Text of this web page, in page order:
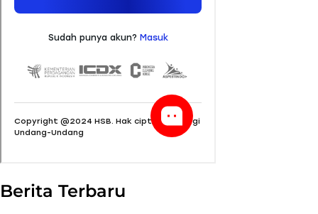
Berita Terbaru